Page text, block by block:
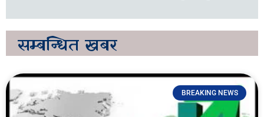
सम्बन्धित खबर
BREAKING NEWS